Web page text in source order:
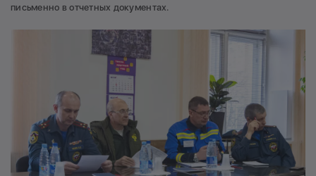
письменно в отчетных документах.